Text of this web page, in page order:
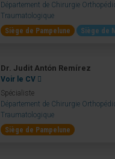
Département de Chirurgie
Traumatologique
Siège de Pampelune
Siège de
Dr. Judit Antón Remírez
Voir le CV
Spécialiste
Département de Chirurgie
Traumatologique
Siège de Pampelune